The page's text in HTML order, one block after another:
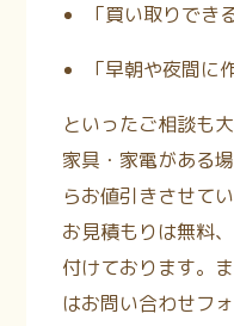
「買い取りでき
「早朝や夜間に
といったご相談も
家具・家電がある
らお値引きさせて
お見積もりは無料
付けております。
はお問い合わせフ